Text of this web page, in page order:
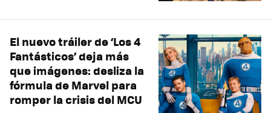
El nuevo tráiler de ‘Los 4
Fantásticos’ deja más
que imágenes: desliza la
fórmula de Marvel para
romper la crisis del MCU